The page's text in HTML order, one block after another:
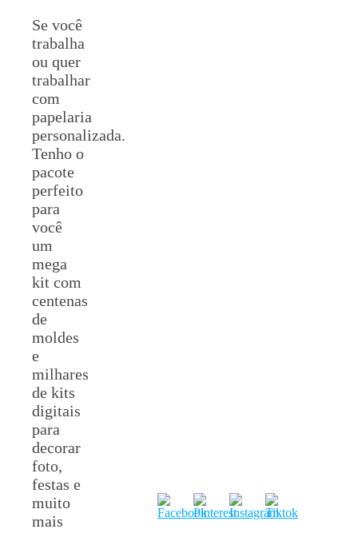
Se você
trabalha
ou quer
trabalhar
com
papelaria
personalizada.
Tenho o
pacote
perfeito
para
você
um
mega
kit com
centenas
de
moldes
e
milhares
de kits
digitais
para
decorar
foto,
festas e
muito
mais